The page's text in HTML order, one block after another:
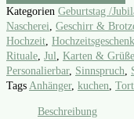
Kategorien Geburtstag /
Nascherei, Geschirr &
Hochzeit,
Rituale, Jul, Karten & Grüße
Personalierbar, Sinnspruch,
Tags Anhänger, kuchen,
Beschreibung